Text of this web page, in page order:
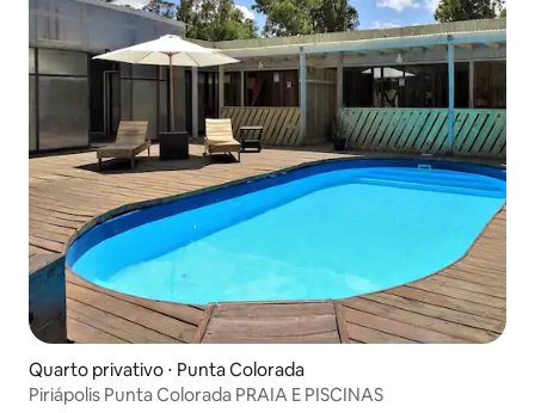
Quarto privativo ⋅ Punta Colorada
Piriápolis Punta Colorada PRAIA E PISCINAS